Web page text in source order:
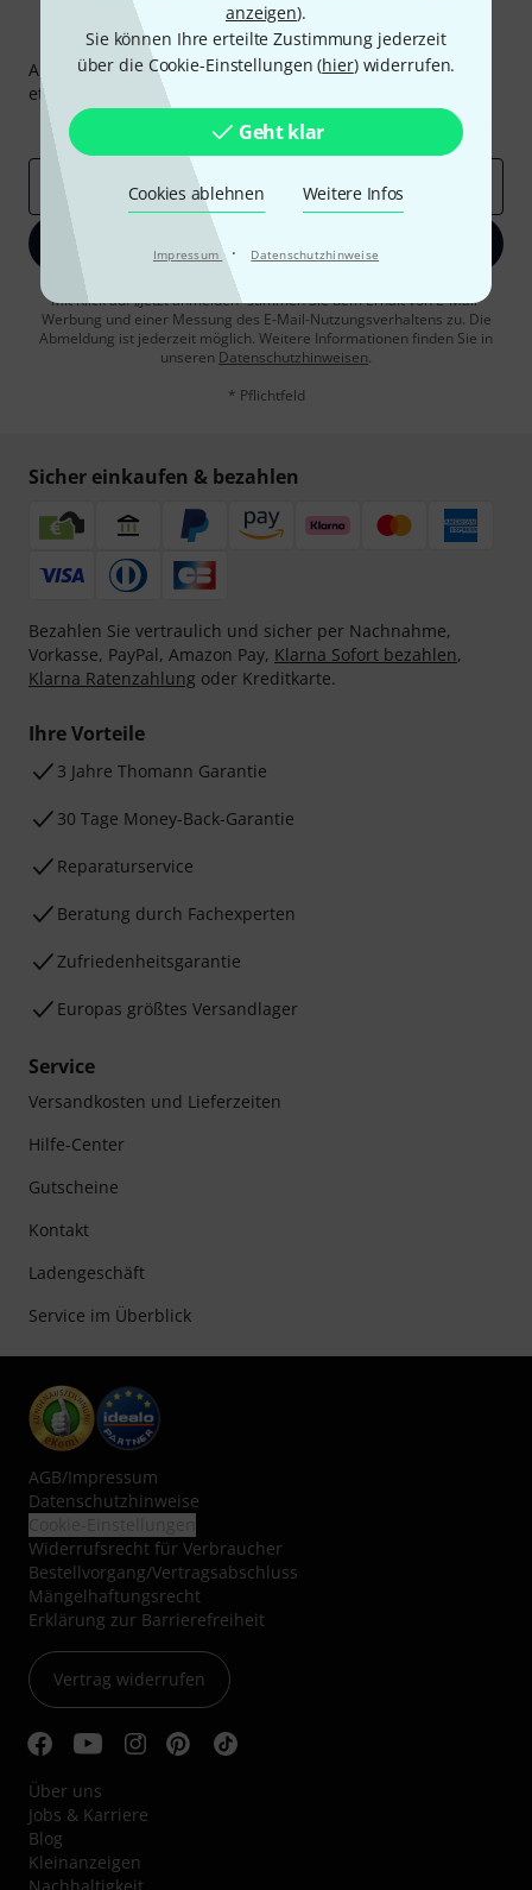
anzeigen).
Sie können Ihre erteilte Zustimmung jederzeit
über die Cookie-Einstellungen (hier) widerrufen.
Geht klar
Cookies ablehnen Weitere Infos
Impressum · Datenschutzhinweise
Thomann Newsletter
Abonniere den Thomann Newsletter und gewinne mit
etwas Glück einen von
Inspirierende Beiträge
Deals Thomann Insights
E-Mail-Adresse*
Jetzt anmelden
Mit Klick auf „Jetzt anmelden“ stimmen Sie dem Erhalt von E-Mail-
Werbung und einer Messung des E-Mail-Nutzungsverhaltens zu. Die
Abmeldung ist jederzeit möglich. Weitere Informationen finden Sie in
unseren Datenschutzhinweisen.
* Pflichtfeld
Sicher einkaufen & bezahlen
Bezahlen Sie vertraulich und sicher per Nachnahme,
Vorkasse, PayPal, Amazon Pay, Klarna Sofort bezahlen,
Klarna Ratenzahlung oder Kreditkarte.
Ihre Vorteile
3 Jahre Thomann Garantie
30 Tage Money-Back-Garantie
Reparaturservice
Beratung durch Fachexperten
Zufriedenheitsgarantie
Europas größtes Versandlager
Service
Versandkosten und Lieferzeiten
Hilfe-Center
Gutscheine
Kontakt
Ladengeschäft
Service im Überblick
AGB/Impressum
Datenschutzhinweise
Widerrufsrecht für Verbraucher
Bestellvorgang/Vertragsabschluss
Mängelhaftungsrecht
Erklärung zur Barrierefreiheit
Vertrag widerrufen
Über uns
Jobs & Karriere
Blog
Kleinanzeigen